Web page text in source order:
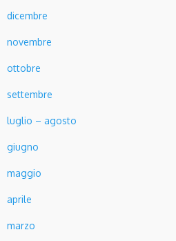
dicembre
novembre
ottobre
settembre
luglio – agosto
giugno
maggio
aprile
marzo